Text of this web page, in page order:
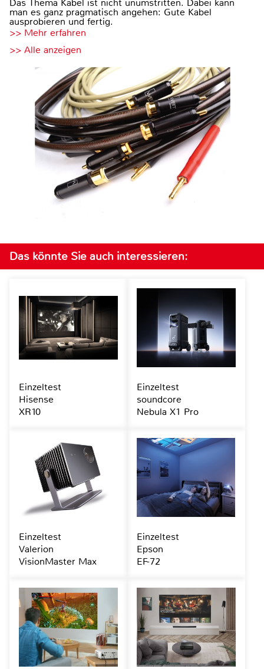
Das Thema Kabel ist nicht unumstritten. Dabei kann
man es ganz pragmatisch angehen: Gute Kabel
ausprobieren und fertig.
>> Mehr erfahren
>> Alle anzeigen
Das könnte Sie auch interessieren:
Einzeltest
Hisense
XR10
Einzeltest
soundcore
Nebula X1 Pro
Einzeltest
Valerion
VisionMaster Max
Einzeltest
Epson
EF-72